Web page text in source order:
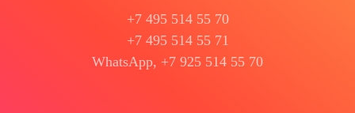
+7 495 514 55 70
+7 495 514 55 71
WhatsApp, +7 925 514 55 70